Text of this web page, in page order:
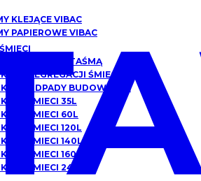
KLEJĄCE VIBAC
PAPIEROWE VIBAC
NA ŚMIECI Z TAŚMĄ
DO SEGREGACJI ŚMIECI
NA ODPADY BUDOWLANE
NA ŚMIECI 35L
NA ŚMIECI 60L
NA ŚMIECI 120L
NA ŚMIECI 140L
NA ŚMIECI 160L
NA ŚMIECI 240L